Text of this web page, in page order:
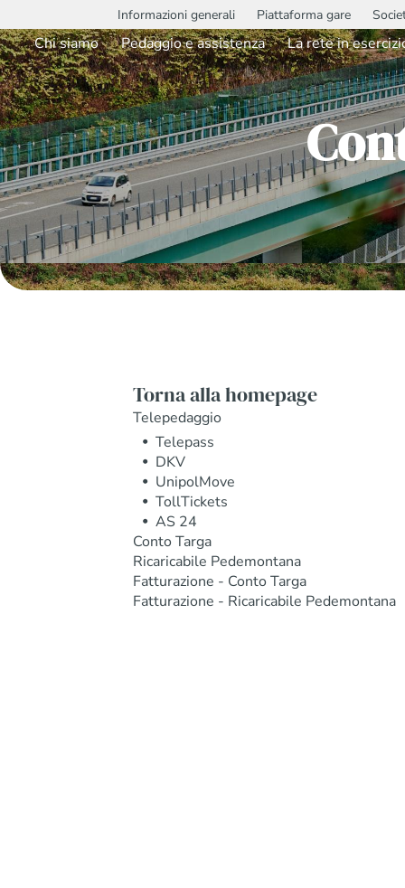
Informazioni generali Piattaforma gare
Chi siamo Pedaggio e assistenza La rete in
Torna alla homepage
Telepedaggio
Telepass
DKV
UnipolMove
TollTickets
AS 24
Conto Targa
Ricaricabile Pedemontana
Fatturazione - Conto Targa
Fatturazione - Ricaricabile Pedemontana